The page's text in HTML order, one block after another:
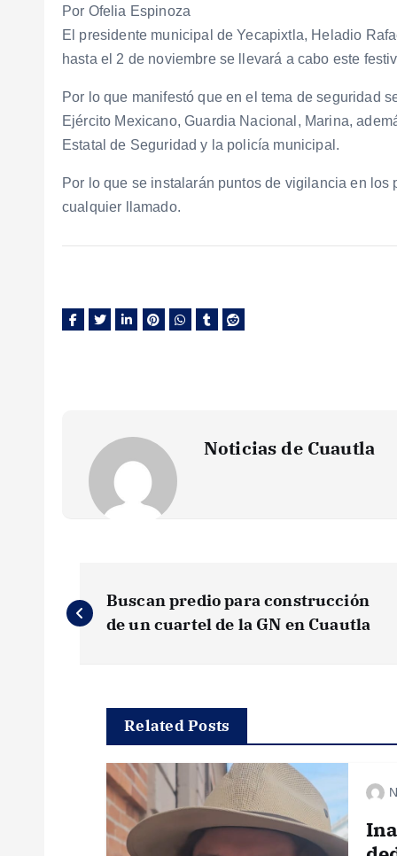
Por Ofelia Espinoza
El presidente municipal de Yecapixtla, Heladio
hasta el 2 de noviembre se llevará a cabo este
Por lo que manifestó que en el tema de seguridad
Ejército Mexicano, Guardia Nacional, Marina,
Estatal de Seguridad y la policía municipal.
Por lo que se instalarán puntos de vigilancia en
cualquier llamado.
Noticias de Cuautla
a
Buscan predio para construcción
de un cuartel de la GN en Cuautla
Related Posts